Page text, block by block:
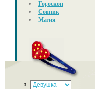
Гороскоп
Сонник
Магия
я